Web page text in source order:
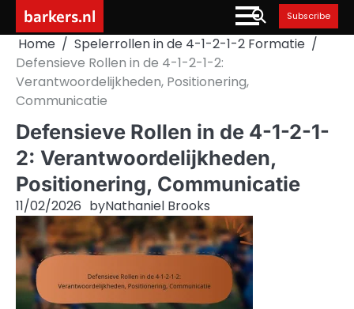
content
barkers.nl Subscribe
Home
Spelerrollen in de 4-1-2-1-2 Formatie
Defensieve Rollen in de 4-1-2-1-2:
Verantwoordelijkheden, Positionering,
Communicatie
Defensieve Rollen in de 4-1-2-1-
2: Verantwoordelijkheden,
Positionering, Communicatie
11/02/2026 byNathaniel Brooks